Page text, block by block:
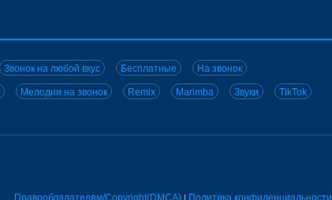
Звонок на любой вкус Бесплатные На звонок
Мелодии на звонок Remix Marimba Звуки TikTok
Правообладателям/Copyright(DMCA) | Политика конфиденциальности